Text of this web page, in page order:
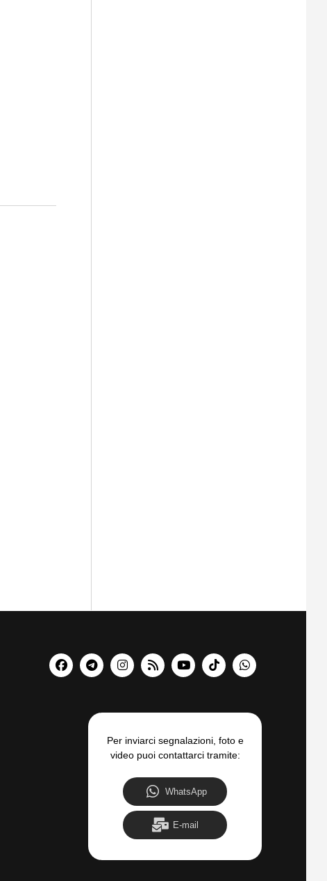
Per inviarci segnalazioni, foto e
video puoi contattarci tramite:
WhatsApp
E-mail